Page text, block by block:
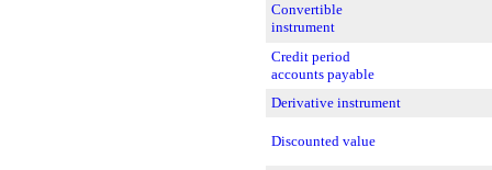
Convertible
instrument
Credit period
accounts payable
Derivative instrument
Discounted value